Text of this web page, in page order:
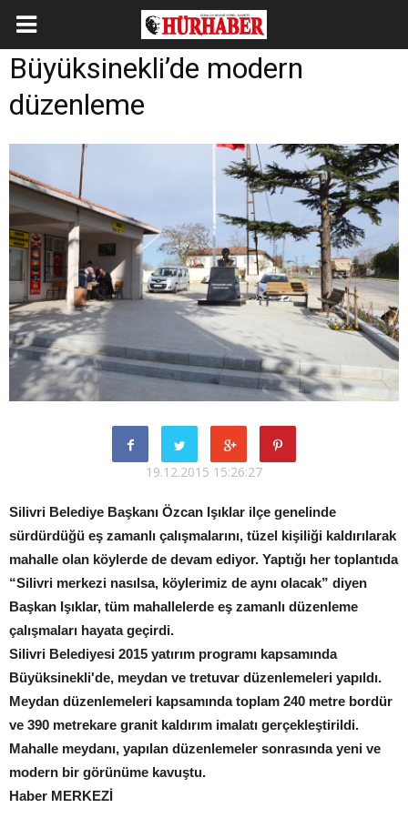
Büyüksinekli’de modern
düzenleme
19.12.2015 15:26:27
Silivri Belediye Başkanı Özcan Işıklar ilçe genelinde
sürdürdüğü eş zamanlı çalışmalarını, tüzel kişiliği kaldırılarak
mahalle olan köylerde de devam ediyor. Yaptığı her toplantıda
“Silivri merkezi nasılsa, köylerimiz de aynı olacak” diyen
Başkan Işıklar, tüm mahallelerde eş zamanlı düzenleme
çalışmaları hayata geçirdi.
Silivri Belediyesi 2015 yatırım programı kapsamında
Büyüksinekli'de, meydan ve tretuvar düzenlemeleri yapıldı.
Meydan düzenlemeleri kapsamında toplam 240 metre bordür
ve 390 metrekare granit kaldırım imalatı gerçekleştirildi.
Mahalle meydanı, yapılan düzenlemeler sonrasında yeni ve
modern bir görünüme kavuştu.
Haber MERKEZİ